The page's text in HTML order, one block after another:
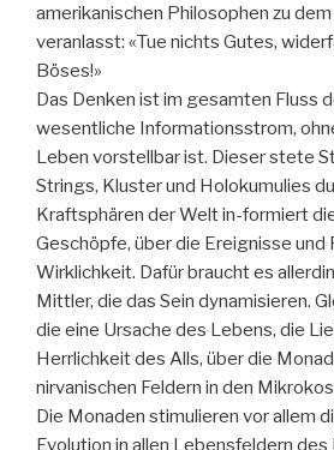
amerikanischen Philosophen zu
veranlasst: «Tue nichts Gutes,
Böses!»
Das Denken ist im gesamten Fluss
wesentliche Informationsstrom,
Leben vorstellbar ist. Dieser stete
Strings, Kluster und Holokumulies
Kraftsphären der Welt in-formiert
Geschöpfe, über die Ereignisse und
Wirklichkeit. Dafür braucht es
Mittler, die das Sein dynamisieren.
die eine Ursache des Lebens, die
Herrlichkeit des Alls, über die
nirvanischen Feldern in den
Die Monaden stimulieren vor allem
Evolution in allen Lebensfeldern des